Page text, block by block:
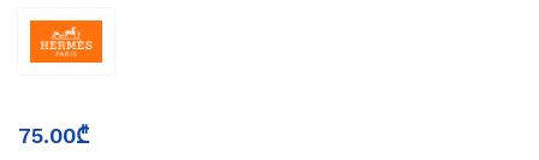
75.00₾